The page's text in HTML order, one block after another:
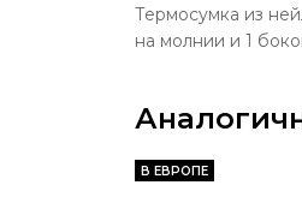
Термосумка из
на молнии и 1
В ЕВРОПЕ